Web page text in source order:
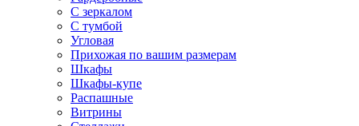
С зеркалом
С тумбой
Угловая
Прихожая по вашим размерам
Шкафы
Шкафы-купе
Распашные
Витрины